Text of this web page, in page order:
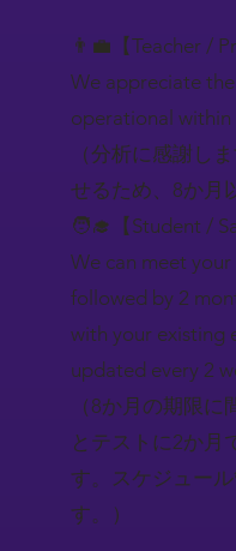
👨‍💼【Teacher /
We appreciate
operational
（分析に感謝し
せるため、8か月
🧑‍🎓【Student /
We can meet
followed by 2
with your existing
updated every 2
（8か月の期限
とテストに2か月
す。スケジュー
す。）